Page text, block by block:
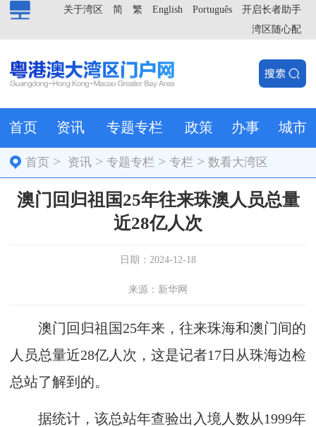
开启长者助手
Português
English
繁
简
关于湾区
湾区随心配
首页 资讯 专题专栏 政策 办事 城市
首页 > 资讯 >专题专栏 >专栏 >数看大湾区
澳门回归祖国25年往来珠澳人员总量
近28亿人次
日期：2024-12-18
来源：新华网
澳门回归祖国25年来，往来珠海和澳门间的
人员总量近28亿人次，这是记者17日从珠海边检
总站了解到的。
据统计，该总站年查验出入境人数从1999年